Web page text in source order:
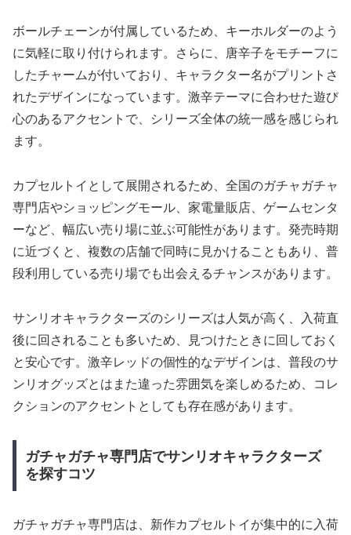
ボールチェーンが付属しているため、キーホルダーのよう
に気軽に取り付けられます。さらに、唐辛子をモチーフに
したチャームが付いており、キャラクター名がプリントさ
れたデザインになっています。激辛テーマに合わせた遊び
心のあるアクセントで、シリーズ全体の統一感を感じられ
ます。
カプセルトイとして展開されるため、全国のガチャガチャ
専門店やショッピングモール、家電量販店、ゲームセンタ
ーなど、幅広い売り場に並ぶ可能性があります。発売時期
に近づくと、複数の店舗で同時に見かけることもあり、普
段利用している売り場でも出会えるチャンスがあります。
サンリオキャラクターズのシリーズは人気が高く、入荷直
後に回されることも多いため、見つけたときに回しておく
と安心です。激辛レッドの個性的なデザインは、普段のサ
ンリオグッズとはまた違った雰囲気を楽しめるため、コレ
クションのアクセントとしても存在感があります。
ガチャガチャ専門店でサンリオキャラクターズ
を探すコツ
ガチャガチャ専門店は、新作カプセルトイが集中的に入荷